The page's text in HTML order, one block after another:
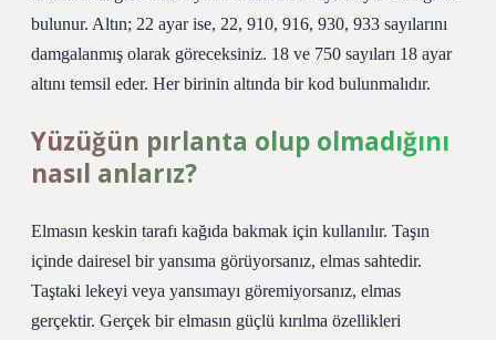
bulunur. Altın; 22 ayar ise, 22, 910, 916, 930, 933 sayılarını
damgalanmış olarak göreceksiniz. 18 ve 750 sayıları 18 ayar
altını temsil eder. Her birinin altında bir kod bulunmalıdır.
Yüzüğün pırlanta olup olmadığını
nasıl anlarız?
Elmasın keskin tarafı kağıda bakmak için kullanılır. Taşın
içinde dairesel bir yansıma görüyorsanız, elmas sahtedir.
Taştaki lekeyi veya yansımayı göremiyorsanız, elmas
gerçektir. Gerçek bir elmasın güçlü kırılma özellikleri